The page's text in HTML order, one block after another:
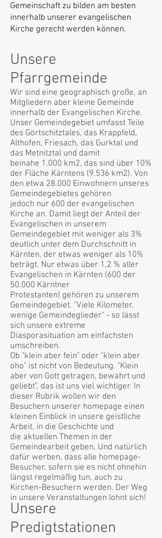
Gemeinschaft zu bilden am besten
innerhalb unserer evangelischen
Kirche gerecht werden können.
Wir sind eine geographisch große, an
Mitgliedern aber kleine Gemeinde
innerhalb der Evangelischen Kirche.
Unser Gemeindegebiet umfasst Teile
des Görtschitztales, das Krappfeld,
Althofen, Friesach, das Gurktal und
das Metnitztal und damit
beinahe 1.000 km2, das sind über 10%
der Fläche Kärntens (9.536 km2). Von
den etwa 28.000 Einwohnern unseres
Gemeindegebietes gehören
jedoch nur 600 der evangelischen
Kirche an. Damit liegt der Anteil der
Evangelischen in unserem
Gemeindegebiet mit weniger als 3%
deutlich unter dem Durchschnitt in
Kärnten, der etwas weniger als 10%
beträgt. Nur etwas über 1,2 % aller
Evangelischen in Kärnten (600 der
50.000 Kärntner
Protestanten) gehören zu unserem
Gemeindegebiet. "Viele Kilometer,
wenige Gemeindeglieder" - so lässt
sich unsere extreme
Diasporasituation am einfachsten
umschreiben.
Ob "klein aber fein" oder "klein aber
oho" ist nicht von Bedeutung. "Klein
aber von Gott getragen, bewahrt und
geliebt", das ist uns viel wichtiger. In
dieser Rubrik wollen wir den
Besuchern unserer homepage einen
kleinen Einblick in unsere geistliche
Arbeit, in die Geschichte und
die aktuellen Themen in der
Gemeindearbeit geben. Und natürlich
dafür werben, dass alle homepage-
Besucher, sofern sie es nicht ohnehin
längst regelmäßig tun, auch zu
Kirchen-Besuchern werden. Der Weg
in unsere Veranstaltungen lohnt sich!
Unsere
Pfarrgemeinde
Unsere
Predigtstationen